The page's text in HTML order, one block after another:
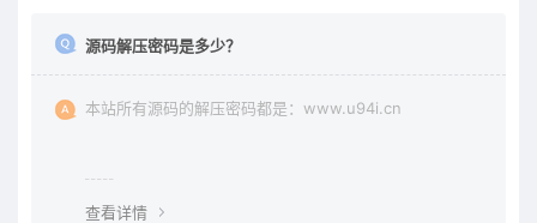
源码解压密码是多少？
本站所有源码的解压密码都是：www.u94i.cn
查看详情